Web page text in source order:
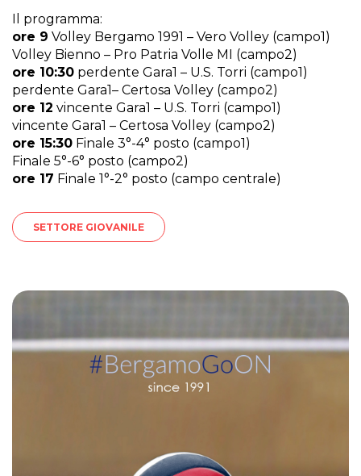
Il programma:
ore 9 Volley Bergamo 1991 – Vero Volley (campo1)
Volley Bienno – Pro Patria Volle MI (campo2)
ore 10:30 perdente Gara1 – U.S. Torri (campo1)
perdente Gara1– Certosa Volley (campo2)
ore 12 vincente Gara1 – U.S. Torri (campo1)
vincente Gara1 – Certosa Volley (campo2)
ore 15:30 Finale 3°-4° posto (campo1)
Finale 5°-6° posto (campo2)
ore 17 Finale 1°-2° posto (campo centrale)
SETTORE GIOVANILE